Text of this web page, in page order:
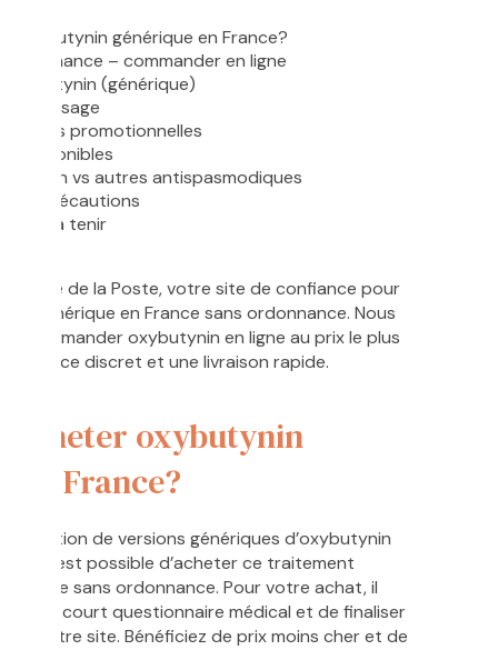
oxybutynin générique en France?
– commander en ligne
(générique)
et usage
offres promotionnelles
disponibles
vs autres antispasmodiques
et précautions
à tenir
de la Poste, votre site de confiance pour
générique en France sans ordonnance. Nous
commander oxybutynin en ligne au prix le plus
service discret et une livraison rapide.
acheter oxybutynin
en France?
de versions génériques d’oxybutynin
il est possible d’acheter ce traitement
ligne sans ordonnance. Pour votre achat, il
un court questionnaire médical et de finaliser
notre site. Bénéficiez de prix moins cher et de